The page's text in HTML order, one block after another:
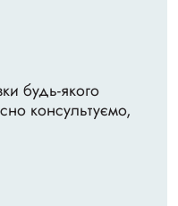
будь-якого
консультуємо,